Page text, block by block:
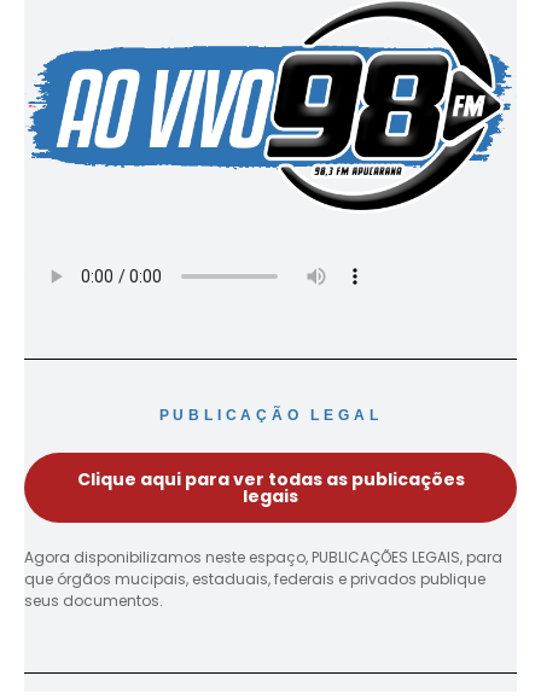
PUBLICAÇÃO LEGAL
Clique aqui para ver todas as publicações
legais
Agora disponibilizamos neste espaço, PUBLICAÇÕES LEGAIS, para
que órgãos mucipais, estaduais, federais e privados publique
seus documentos.